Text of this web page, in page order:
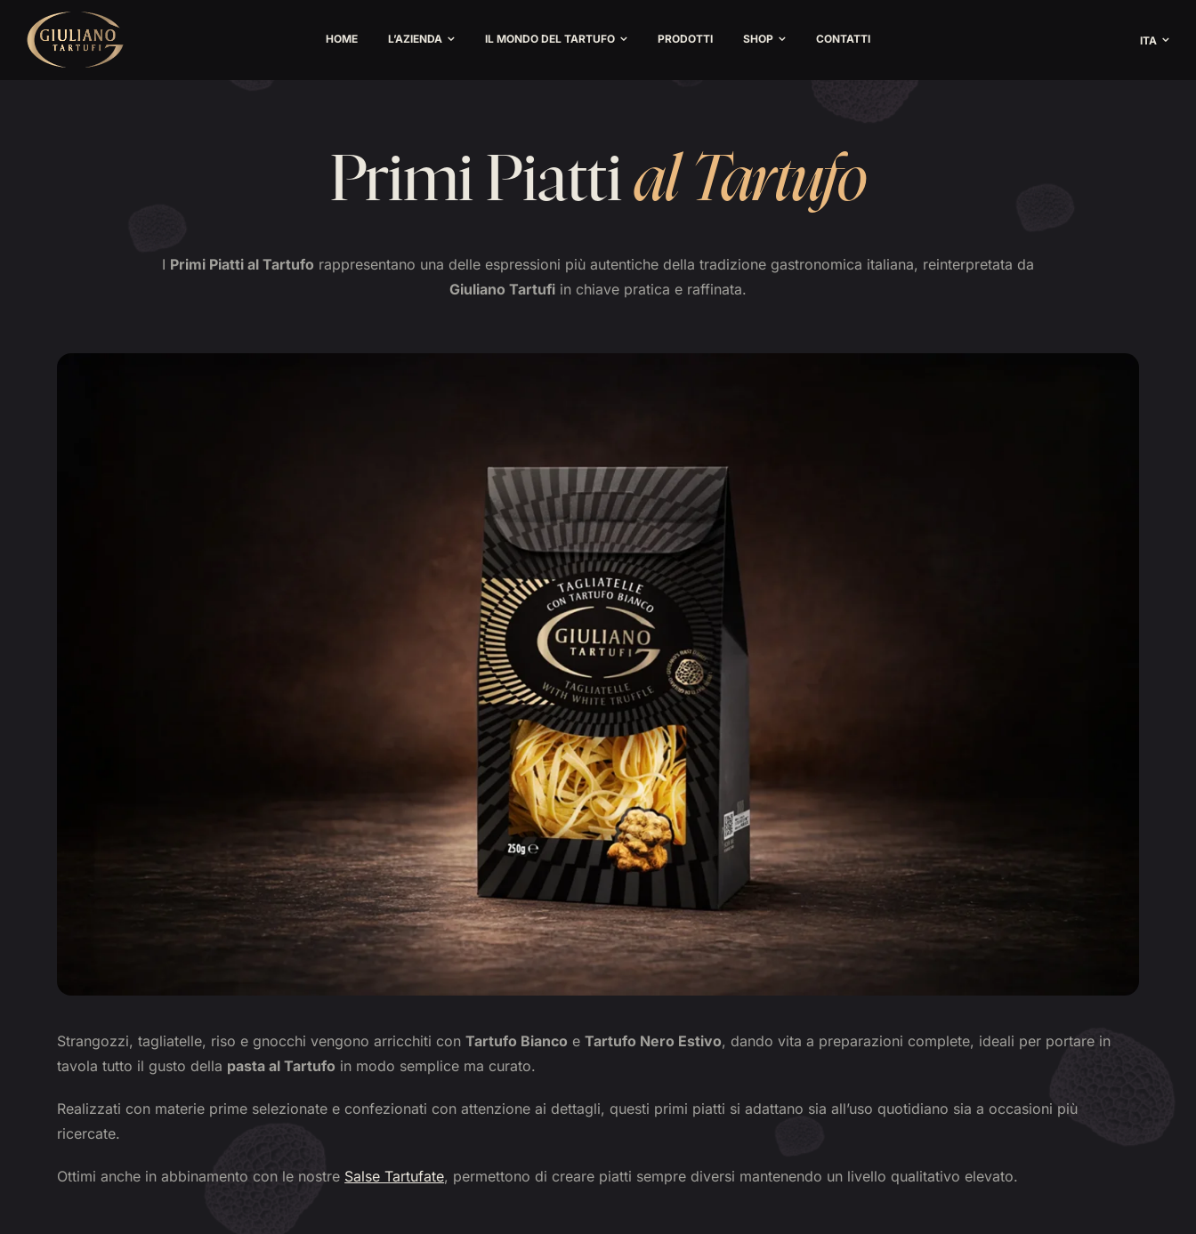
content
HOME L’AZIENDA IL MONDO DEL TARTUFO PRODOTTI SHOP CONTATTI ITA
Primi Piattial Tartufo
I Primi Piatti al Tartufo rappresentano una delle espressioni più autentiche della tradizione gastronomica italiana, reinterpretata da
Giuliano Tartufi in chiave pratica e raffinata.
Strangozzi, tagliatelle, riso e gnocchi vengono arricchiti conTartufo Bianco eTartufo Nero Estivo, dando vita a preparazioni complete, ideali per portare in
tavola tutto il gusto della pasta al Tartufo in modo semplice ma curato.
Realizzati con materie prime selezionate e confezionati con attenzione ai dettagli, questi primi piatti si adattano sia all’uso quotidiano sia a occasioni più
ricercate.
Ottimi anche in abbinamento con le nostre Salse Tartufate, permettono di creare piatti sempre diversi mantenendo un livello qualitativo elevato.